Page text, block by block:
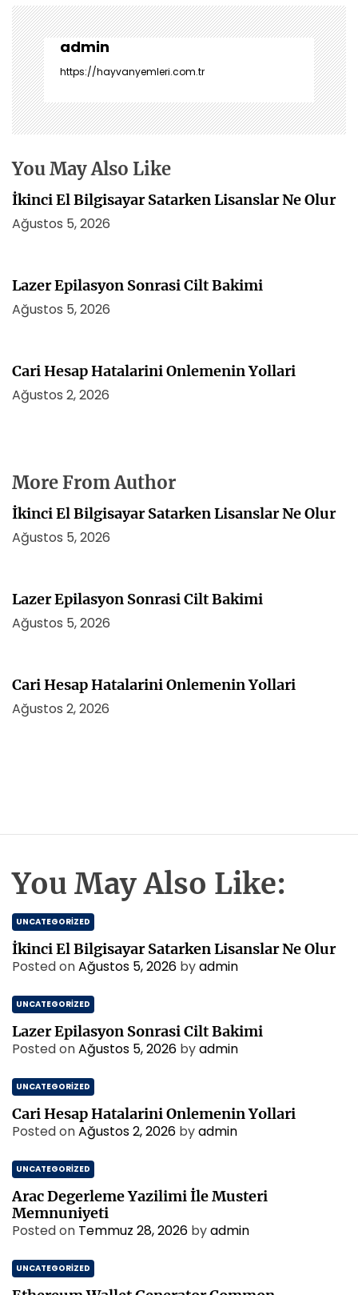
ı
g
e
z
i
n
m
s
i
admin
https://hayvanyemleri.com.tr
You May Also Like
İkinci El Bilgisayar Satarken Lisanslar Ne Olur
Ağustos 5, 2026
Lazer Epilasyon Sonrasi Cilt Bakimi
Ağustos 5, 2026
Cari Hesap Hatalarini Onlemenin Yollari
Ağustos 2, 2026
More From Author
İkinci El Bilgisayar Satarken Lisanslar Ne Olur
Ağustos 5, 2026
Lazer Epilasyon Sonrasi Cilt Bakimi
Ağustos 5, 2026
Cari Hesap Hatalarini Onlemenin Yollari
Ağustos 2, 2026
You May Also Like:
UNCATEGORIZED
İkinci El Bilgisayar Satarken Lisanslar Ne Olur
Posted onAğustos 5, 2026 byadmin
UNCATEGORIZED
Lazer Epilasyon Sonrasi Cilt Bakimi
Posted onAğustos 5, 2026 byadmin
UNCATEGORIZED
Cari Hesap Hatalarini Onlemenin Yollari
Posted onAğustos 2, 2026 byadmin
UNCATEGORIZED
Arac Degerleme Yazilimi İle Musteri
Memnuniyeti
Posted on Temmuz 28, 2026 byadmin
UNCATEGORIZED